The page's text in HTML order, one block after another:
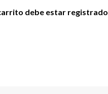
debe estar registrado